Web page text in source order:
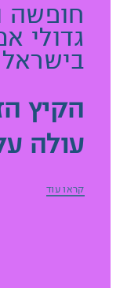
חופשה
גדולי
בישראל
הקיץ
עולה
הנכם
קראו עוד